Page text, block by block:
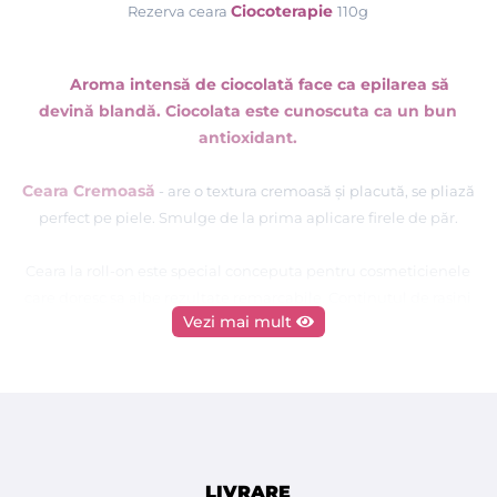
Rezerva cearaCiocoterapie110g
Aroma intensă de ciocolată face ca epilarea să
devină blandă. Ciocolata este cunoscuta ca un bun
antioxidant.
Ceara Cremoasă - are o textura cremoasă și placută, se pliază
perfect pe piele. Smulge de la prima aplicare firele de păr.
ajuta ca ceara sa fie topita la temperatura ridicate fara ca
DEPILFLAX, folositi pentru incalzira cerii numai
Vezi mai mult
LIVRARE